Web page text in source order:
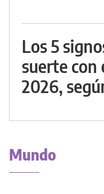
Los 5
suerte con
2026,
Mundo